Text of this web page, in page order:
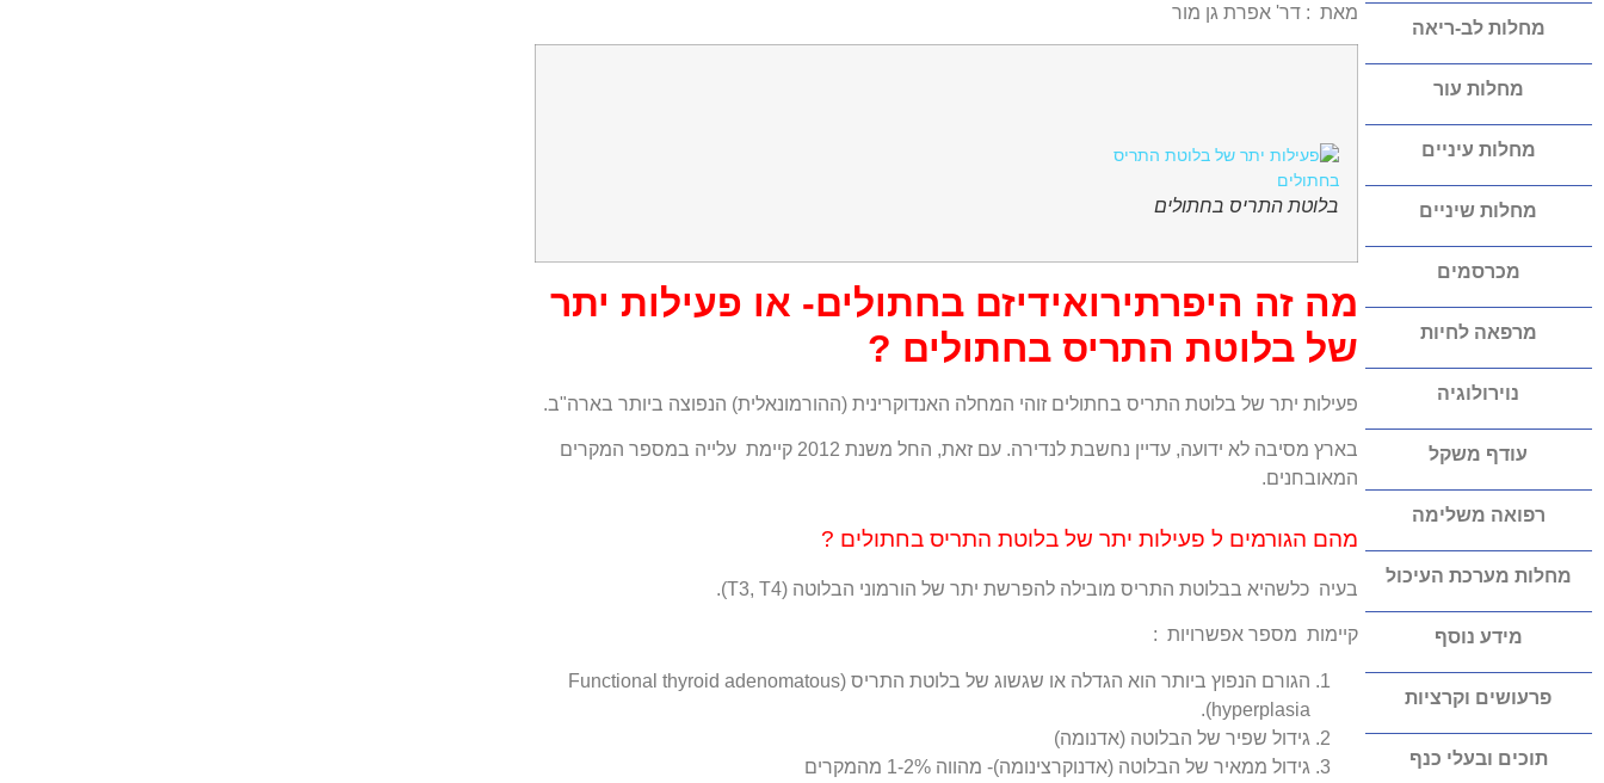
מחלות לב-ריאה
מחלות עור
מחלות עיניים
מחלות שיניים
מכרסמים
מרפאה לחיות
נוירולוגיה
עודף משקל
רפואה משלימה
מחלות מערכת העיכול
מידע נוסף
פרעושים וקרציות
תוכים ובעלי כנף
מאת : דר' אפרת גן מור
בלוטת התריס בחתולים
מה זה היפרתירואידיזם בחתולים- או פעילות יתר
של בלוטת התריס בחתולים ?
פעילות יתר של בלוטת התריס בחתולים זוהי המחלה האנדוקרינית (ההורמונאלית) הנפוצה ביותר בארה"ב.
בארץ מסיבה לא ידועה, עדיין נחשבת לנדירה. עם זאת, החל משנת 2012 קיימת עלייה במספר המקרים
המאובחנים.
מהם הגורמים ל פעילות יתר של בלוטת התריס בחתולים ?
בעיה כלשהיא בבלוטת התריס מובילה להפרשת יתר של הורמוני הבלוטה (T3, T4).
קיימות מספר אפשרויות :
הגורם הנפוץ ביותר הוא הגדלה או שגשוג של בלוטת התריס (Functional thyroid adenomatous
hyperplasia).
גידול שפיר של הבלוטה (אדנומה)
גידול ממאיר של הבלוטה (אדנוקרצינומה)- מהווה 1-2% מהמקרים